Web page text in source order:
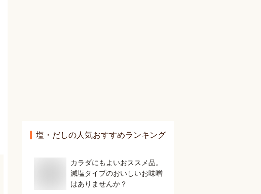
塩・だしの人気おすすめランキング
カラダにもよいおススメ品。
減塩タイプのおいしいお味噌
はありませんか？